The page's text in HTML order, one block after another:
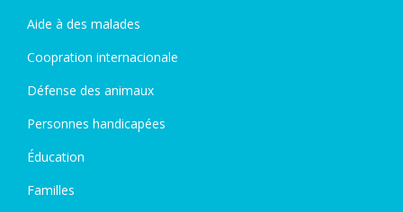
Aide à des malades
Coopration internacionale
Défense des animaux
Personnes handicapées
Éducation
Familles